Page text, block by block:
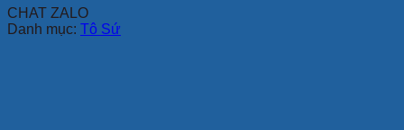
CHAT ZALO
Danh mục: Tô Sứ